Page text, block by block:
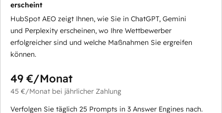
erscheint
HubSpot AEO zeigt Ihnen, wie Sie in ChatGPT, Gemini
und Perplexity erscheinen, wo Ihre Wettbewerber
erfolgreicher sind und welche Maßnahmen Sie ergreifen
können.
49 €/Monat
45 €/Monat bei jährlicher Zahlung
Verfolgen Sie täglich 25 Prompts in 3 Answer Engines nach.